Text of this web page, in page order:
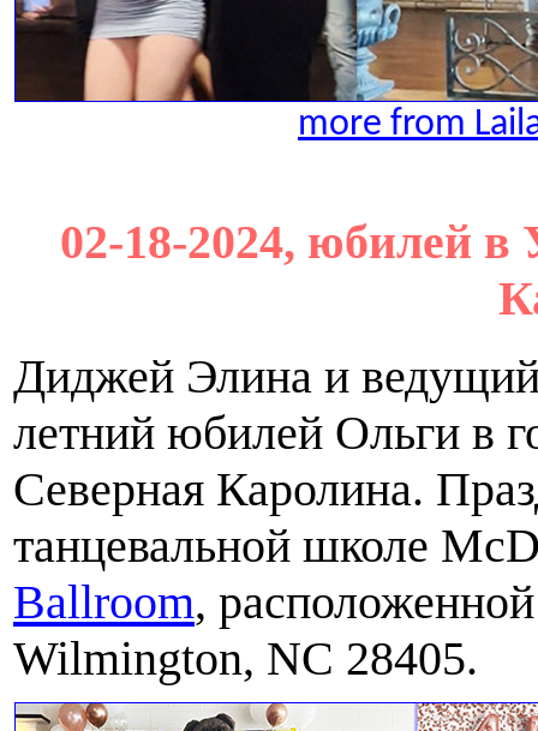
more from
02-18-2024, юбилей
Диджей Элина и
летний юбилей Ольги в
Северная Каролина.
танцевальной школе
Ballroom,
Wilmington, NC 28405.